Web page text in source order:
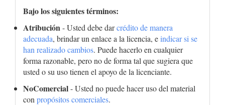
Bajo los siguientes términos:
Atribución- Usted debe darcrédito de manera
adecuada, brindar un enlace a la licencia, eindicar si se
han realizado cambios. Puede hacerlo en cualquier
forma razonable, pero no de forma tal que sugiera que
usted o su uso tienen el apoyo de la licenciante.
NoComercial- Usted no puede hacer uso del material
con propósitos comerciales.